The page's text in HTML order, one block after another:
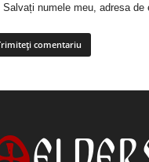
Salvați numele meu, adresa